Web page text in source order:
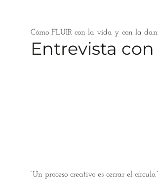
Cómo FLUIR con la vida y con la
Entrevista con
“Un proceso creativo es cerrar el